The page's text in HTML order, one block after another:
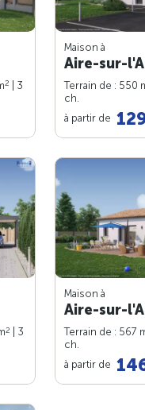
2
| 3
Maison à
Aire-sur-
Terrain de : 550
ch.
à partir de
2
| 3
Maison à
Aire-sur-
Terrain de : 567
ch.
à partir de